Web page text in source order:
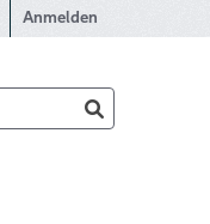
Anmelden